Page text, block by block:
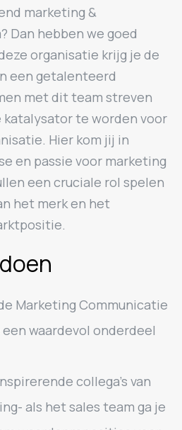
marketing &
Dan hebben we goed
organisatie krijg je de
een getalenteerd
met dit team streven
te worden voor
Hier kom jij in
en passie voor marketing
een cruciale rol spelen
het merk en het
Marketing Communicatie
waardevol onderdeel
collega’s van
als het sales team ga je